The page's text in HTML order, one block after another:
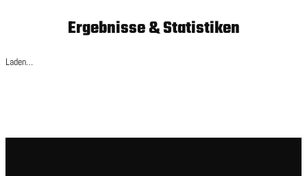
Ergebnisse & Statistiken
Laden…